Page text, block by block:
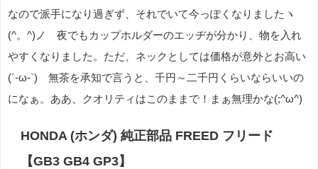
なので派手になり過ぎず、それでいて今っぽくなりましたヽ
(^。^)ノ 夜でもカップホルダーのエッヂが分かり、物を入れ
やすくなりました。ただ、ネックとしては価格が意外とお高い
(´-ω-`) 無茶を承知で言うと、千円～二千円くらいならいいの
になぁ。ああ、クオリティはこのままで！まぁ無理かな(;^ω^)
HONDA (ホンダ) 純正部品 FREED フリード
【GB3 GB4 GP3】